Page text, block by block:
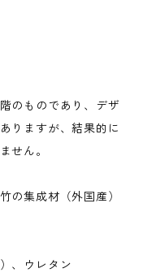
のものであり、デザ
りますが、結果的に
せん。
の集成材（外国産）
、ウレタン